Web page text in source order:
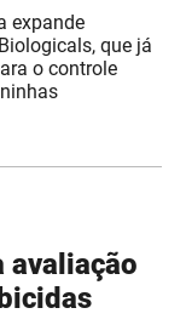
expande
que já
o controle
avaliação